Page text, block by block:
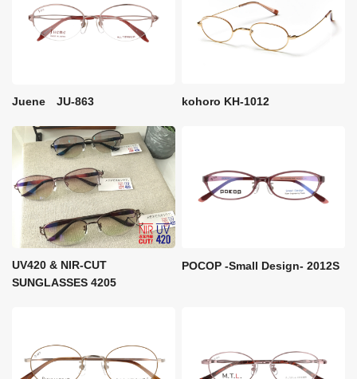
Juene JU-863 kohoro KH-1012
UV420 & NIR-CUT
SUNGLASSES 4205
POCOP -Small Design- 2012S